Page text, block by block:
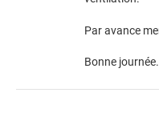
Par avance
Bonne journée.